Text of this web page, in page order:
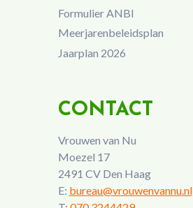
Formulier ANBI
Meerjarenbeleidsplan
Jaarplan 2026
CONTACT
Vrouwen van Nu
Moezel 17
2491 CV Den Haag
E: bureau@vrouwenvannu.nl